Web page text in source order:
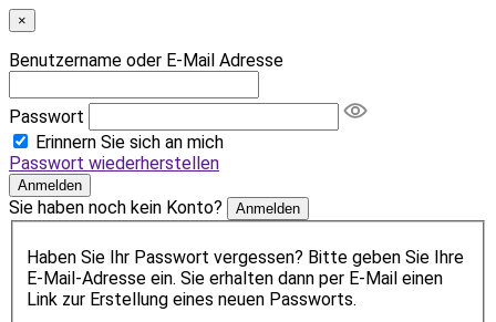
×
Benutzername oder E-Mail Adresse
Passwort
Erinnern Sie sich an mich
Passwort wiederherstellen
Anmelden
Sie haben noch kein Konto? Anmelden
Haben Sie Ihr Passwort vergessen? Bitte geben Sie Ihre
E-Mail-Adresse ein. Sie erhalten dann per E-Mail einen
Link zur Erstellung eines neuen Passworts.